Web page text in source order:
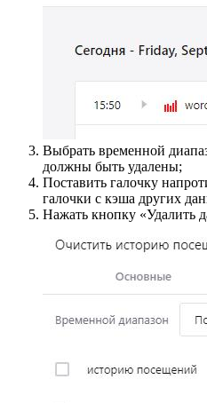
Выбрать временной
должны быть удалены;
Поставить галочку
галочки с кэша других
Нажать кнопку «Удалить